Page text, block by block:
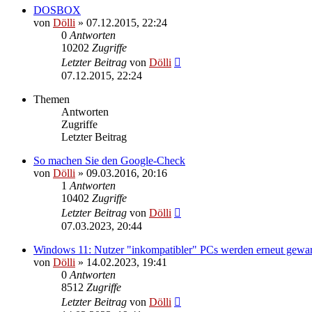
DOSBOX
von Dölli » 07.12.2015, 22:24
0 Antworten
10202 Zugriffe
Letzter Beitrag von Dölli
07.12.2015, 22:24
Themen
Antworten
Zugriffe
Letzter Beitrag
So machen Sie den Google-Check
von Dölli » 09.03.2016, 20:16
1 Antworten
10402 Zugriffe
Letzter Beitrag von Dölli
07.03.2023, 20:44
Windows 11: Nutzer "inkompatibler" PCs werden erneut
von Dölli » 14.02.2023, 19:41
0 Antworten
8512 Zugriffe
Letzter Beitrag von Dölli